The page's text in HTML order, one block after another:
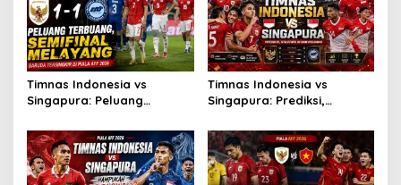
Timnas Indonesia vs
Singapura: Peluang
Melayang
Timnas Indonesia vs
Singapura: Prediksi,